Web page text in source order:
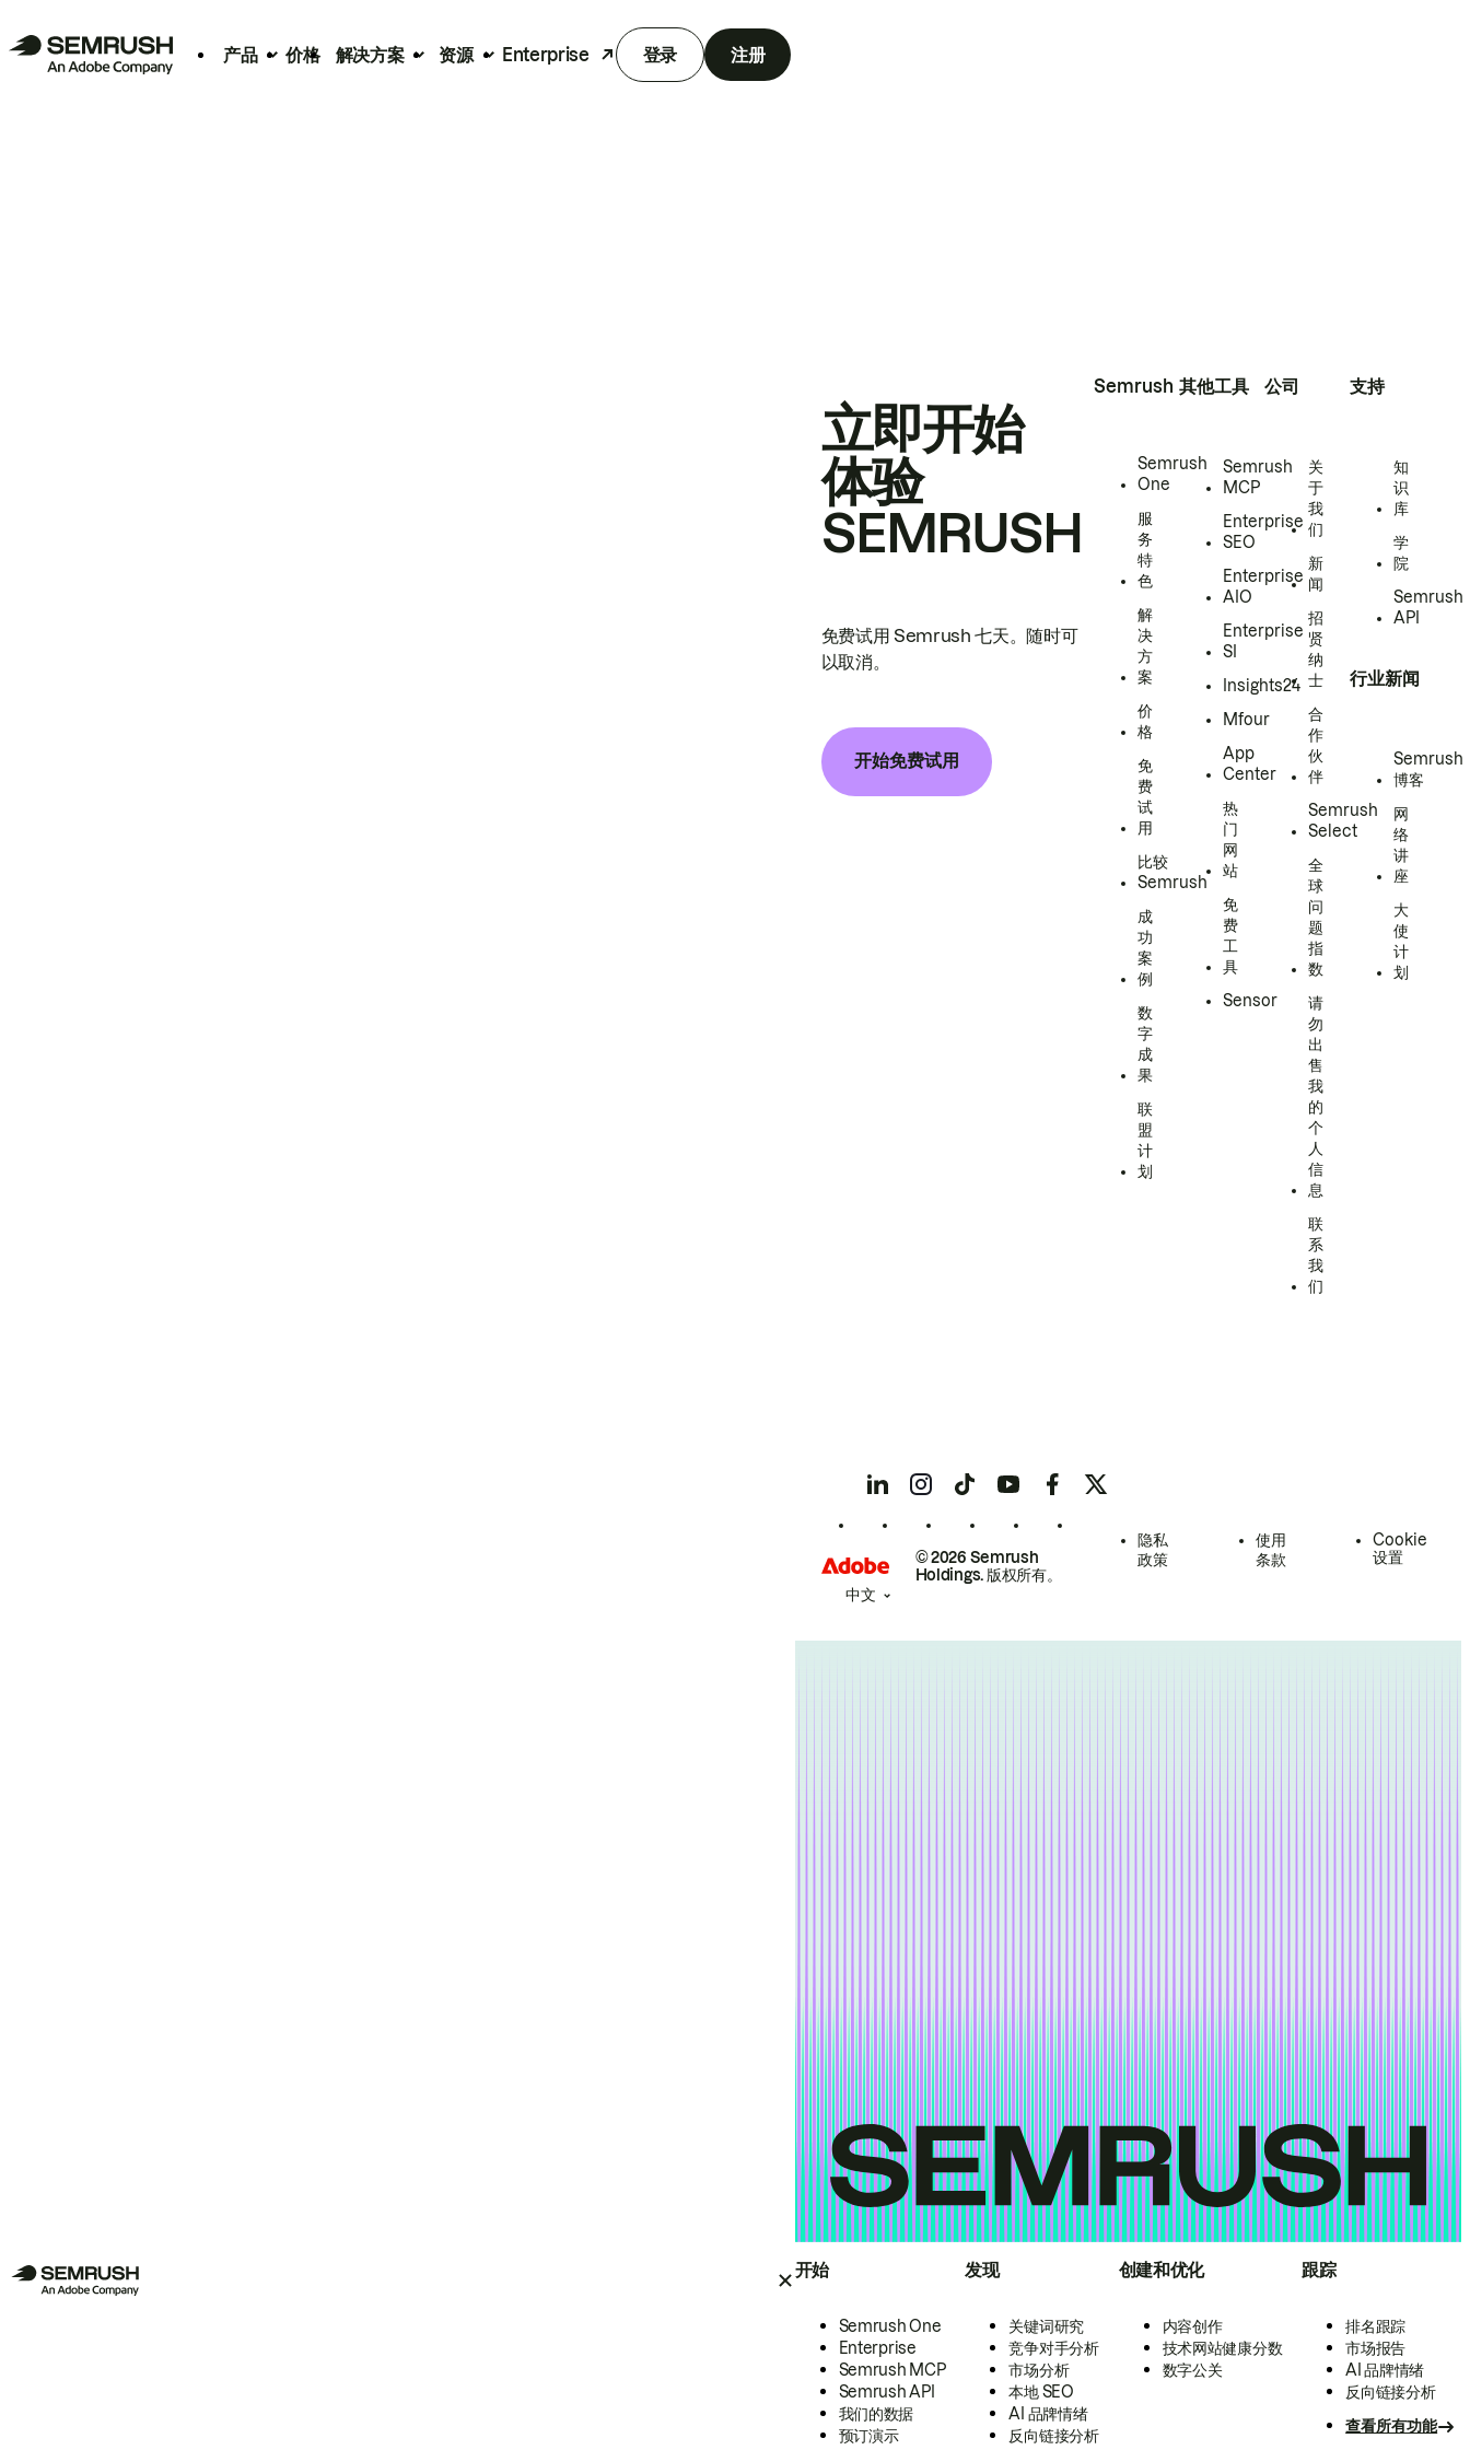
产品 价格 解决方案 资源 Enterprise 登录 注册
开始
Semrush One
Enterprise
Semrush MCP
Semrush API
我们的数据
预订演示
发现
关键词研究
竞争对手分析
市场分析
本地 SEO
AI 品牌情绪
反向链接分析
创建和优化
内容创作
技术网站健康分数
数字公关
跟踪
排名跟踪
市场报告
AI 品牌情绪
反向链接分析
查看所有功能
立即开始
体验
SEMRUSH
免费试用 Semrush 七天。随时可
以取消。
开始免费试用
Semrush
Semrush
One
服
务
特
色
解
决
方
案
价
格
免
费
试
用
比较
Semrush
成
功
案
例
数
字
成
果
联
盟
计
划
其他工具
Semrush
MCP
Enterprise
SEO
Enterprise
AIO
Enterprise
SI
Insights24
Mfour
App
Center
热
门
网
站
免
费
工
具
Sensor
公司
关
于
我
们
新
闻
招
贤
纳
士
合
作
伙
伴
Semrush
Select
全
球
问
题
指
数
请
勿
出
售
我
的
个
人
信
息
联
系
我
们
支持
知
识
库
学
院
Semrush
API
行业新闻
Semrush
博客
网
络
讲
座
大
使
计
划
© 2026 Semrush
Holdings. 版权所有。
隐私
政策
使用
条款
Cookie
设置
中文